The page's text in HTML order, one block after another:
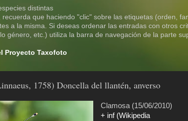
distintas
que haciendo "clic" sobre las etiquetas (orden,
a la misma. Si deseas ordenar las entradas con otros
género, etc.) utiliza la barra de navegación de la parte
Proyecto Taxofoto
1758) Doncella del llantén, anverso
Clamosa (15/06/2010)
+ inf (Wikipedia